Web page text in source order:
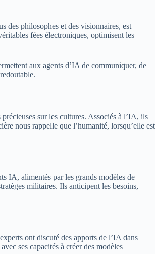
des philosophes et des visionnaires, est
fées électroniques, optimisent les
aux agents d’IA de communiquer, de
sur les cultures. Associés à l’IA, ils
nous rappelle que l’humanité, lorsqu’elle est
IA, alimentés par les grands modèles de
militaires. Ils anticipent les besoins,
ont discuté des apports de l’IA dans
ses capacités à créer des modèles